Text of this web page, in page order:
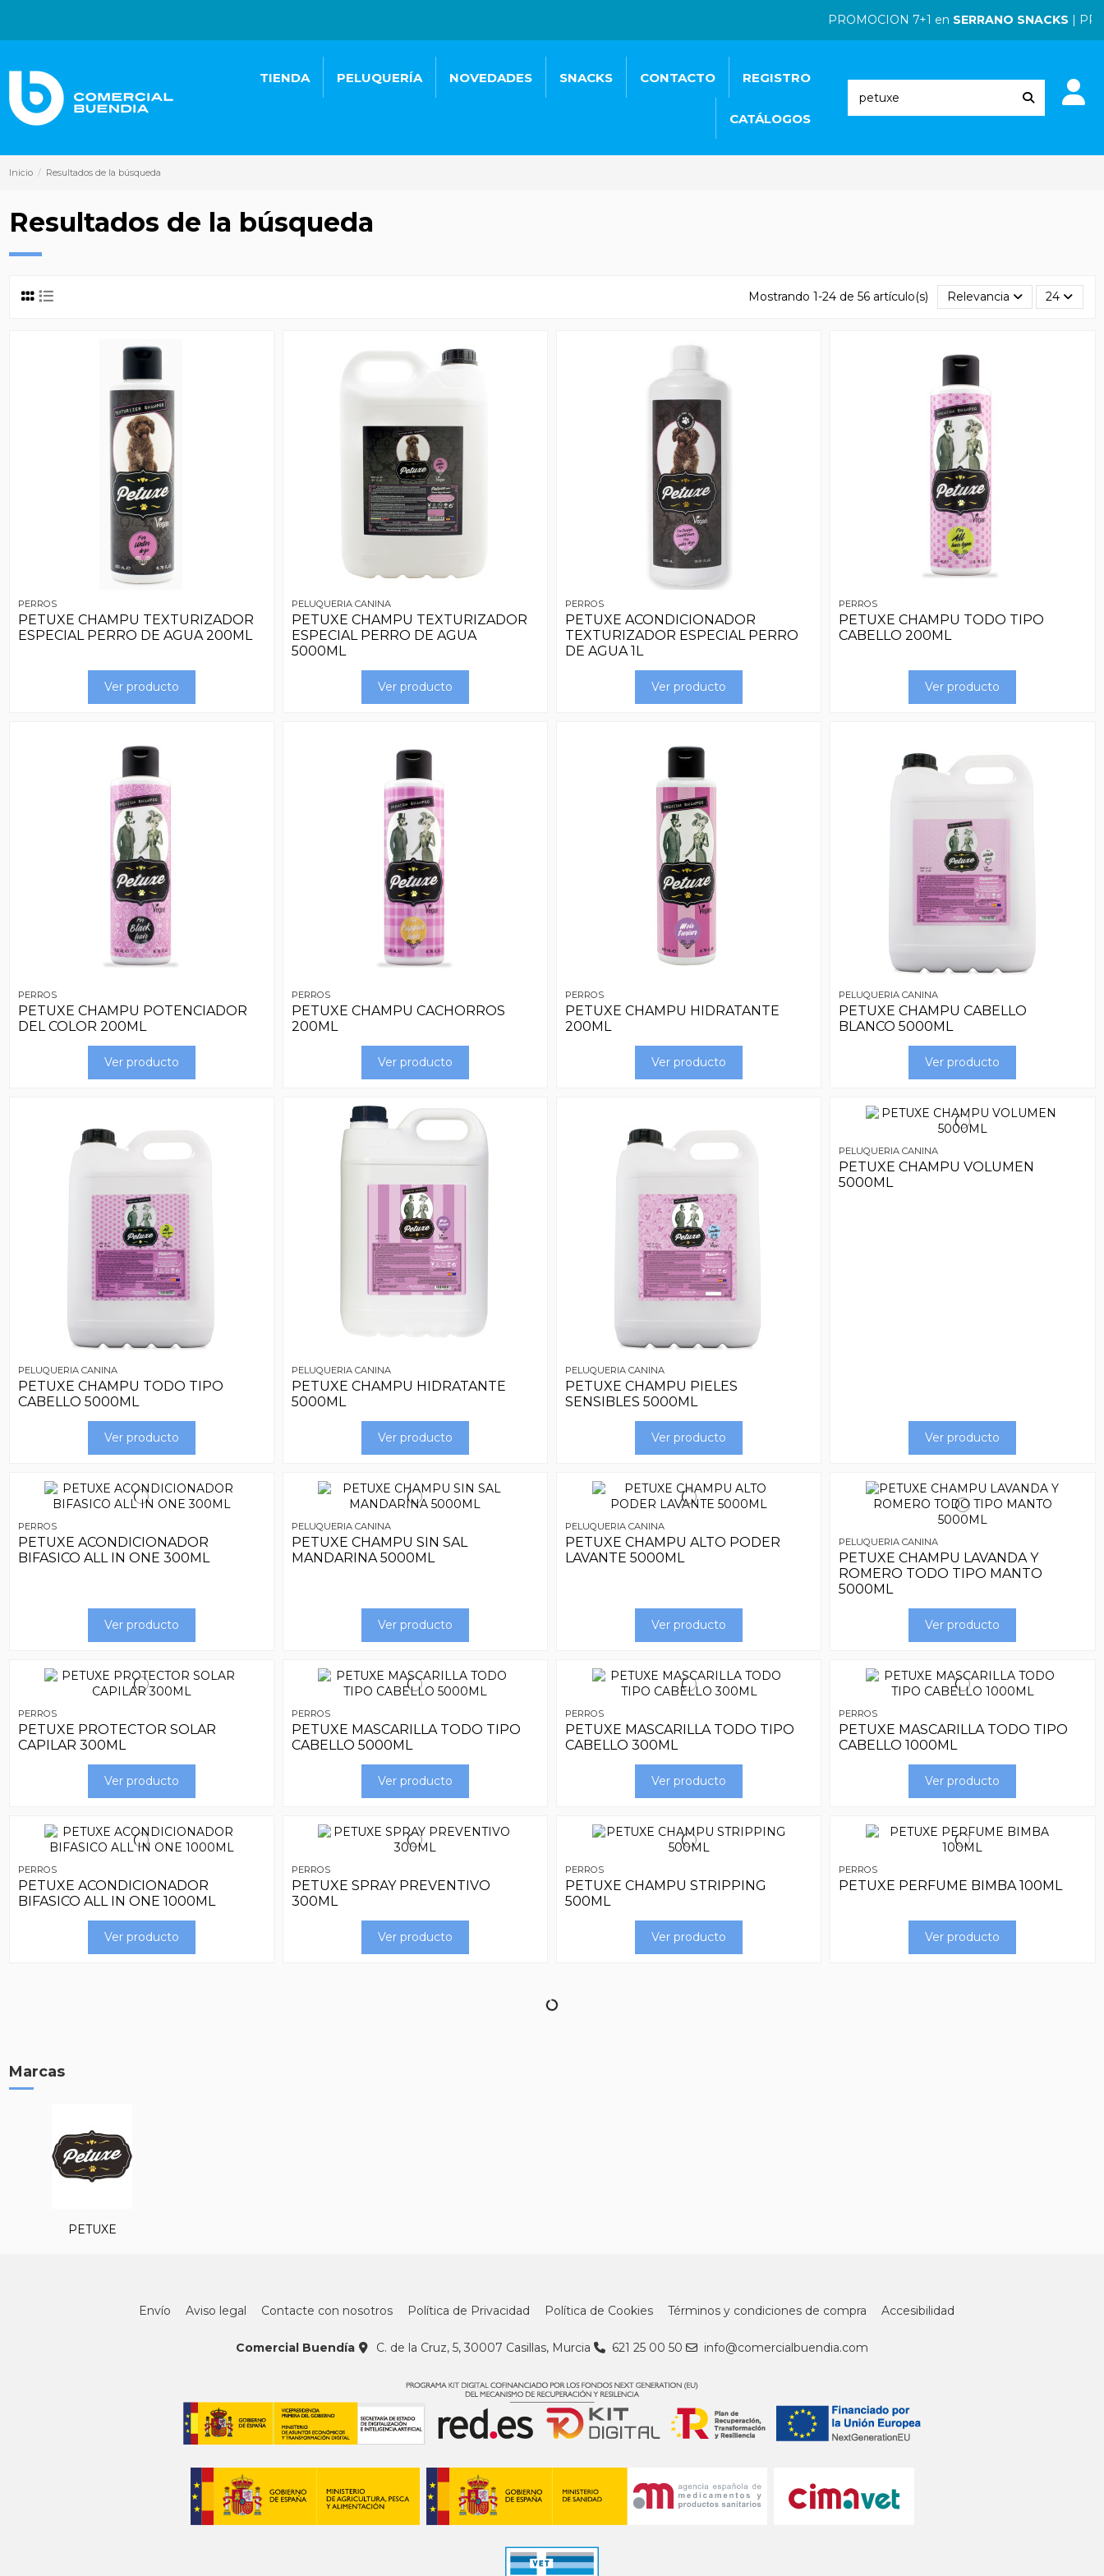
PROMOCION 7+1 enSERRANO SNACKS|
TIENDA PELUQUERÍA NOVEDADES SNACKS CONTACTO REGISTRO
CATÁLOGOS
Inicio Resultados de la búsqueda
Resultados de la búsqueda
Mostrando 1-24 de 56 artículo(s) Relevancia 24
PERROS
PETUXE CHAMPU TEXTURIZADOR
ESPECIAL PERRO DE AGUA 200ML
Ver producto
PELUQUERIA CANINA
PETUXE CHAMPU TEXTURIZADOR
ESPECIAL PERRO DE AGUA
5000ML
Ver producto
PERROS
PETUXE ACONDICIONADOR
TEXTURIZADOR ESPECIAL PERRO
DE AGUA 1L
Ver producto
PERROS
PETUXE CHAMPU TODO TIPO
CABELLO 200ML
Ver producto
PERROS
PETUXE CHAMPU POTENCIADOR
DEL COLOR 200ML
Ver producto
PERROS
PETUXE CHAMPU CACHORROS
200ML
Ver producto
PERROS
PETUXE CHAMPU HIDRATANTE
200ML
Ver producto
PELUQUERIA CANINA
PETUXE CHAMPU CABELLO
BLANCO 5000ML
Ver producto
PELUQUERIA CANINA
PETUXE CHAMPU TODO TIPO
CABELLO 5000ML
Ver producto
PELUQUERIA CANINA
PETUXE CHAMPU HIDRATANTE
5000ML
Ver producto
PELUQUERIA CANINA
PETUXE CHAMPU PIELES
SENSIBLES 5000ML
Ver producto
PELUQUERIA CANINA
PETUXE CHAMPU VOLUMEN
5000ML
Ver producto
PERROS
PETUXE ACONDICIONADOR
BIFASICO ALL IN ONE 300ML
Ver producto
PELUQUERIA CANINA
PETUXE CHAMPU SIN SAL
MANDARINA 5000ML
Ver producto
PELUQUERIA CANINA
PETUXE CHAMPU ALTO PODER
LAVANTE 5000ML
Ver producto
PELUQUERIA CANINA
PETUXE CHAMPU LAVANDA Y
ROMERO TODO TIPO MANTO
5000ML
Ver producto
PERROS
PETUXE PROTECTOR SOLAR
CAPILAR 300ML
Ver producto
PERROS
PETUXE MASCARILLA TODO TIPO
CABELLO 5000ML
Ver producto
PERROS
PETUXE MASCARILLA TODO TIPO
CABELLO 300ML
Ver producto
PERROS
PETUXE MASCARILLA TODO TIPO
CABELLO 1000ML
Ver producto
PERROS
PETUXE ACONDICIONADOR
BIFASICO ALL IN ONE 1000ML
Ver producto
PERROS
PETUXE SPRAY PREVENTIVO
300ML
Ver producto
PERROS
PETUXE CHAMPU STRIPPING
500ML
Ver producto
PERROS
PETUXE PERFUME BIMBA 100ML
Ver producto
Marcas
PETUXE
Envío Aviso legal Contacte con nosotros Política de Privacidad Política de Cookies Términos y condiciones de compra Accesibilidad
Comercial Buendía C. de la Cruz, 5, 30007 Casillas, Murcia 621 25 00 50 info@comercialbuendia.com